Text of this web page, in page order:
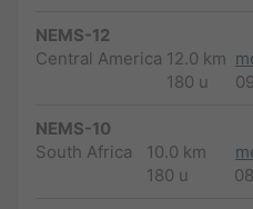
NEMS-12
Central America 12.0 km
180 u
NEMS-10
South Africa
10.0 km
180 u